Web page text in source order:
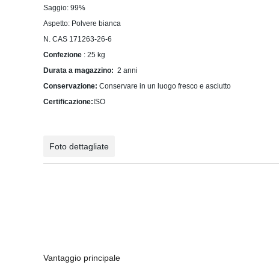
Saggio: 99%
Aspetto: Polvere bianca
N. CAS 171263-26-6
Confezione : 25 kg
Durata a magazzino: 2 anni
Conservazione: Conservare in un luogo fresco e asciutto
Certificazione: ISO
Foto dettagliate
Vantaggio principale